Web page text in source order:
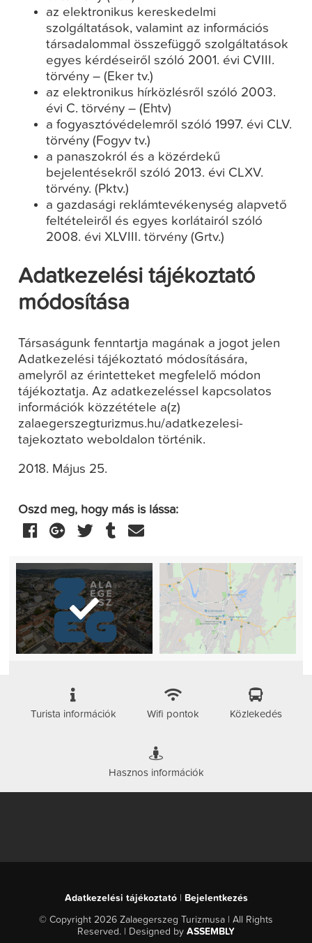
az elektronikus kereskedelmi
szolgáltatások, valamint az információs
társadalommal összefüggő szolgáltatások
egyes kérdéseiről szóló 2001. évi CVIII.
törvény – (Eker tv.)
az elektronikus hírközlésről szóló 2003.
évi C. törvény – (Ehtv)
a fogyasztóvédelemről szóló 1997. évi CLV.
törvény (Fogyv tv.)
a panaszokról és a közérdekű
bejelentésekről szóló 2013. évi CLXV.
törvény. (Pktv.)
a gazdasági reklámtevékenység alapvető
feltételeiről és egyes korlátairól szóló
2008. évi XLVIII. törvény (Grtv.)
Adatkezelési tájékoztató
módosítása
Társaságunk fenntartja magának a jogot jelen
Adatkezelési tájékoztató módosítására,
amelyről az érintetteket megfelelő módon
tájékoztatja. Az adatkezeléssel kapcsolatos
információk közzététele a(z)
zalaegerszegturizmus.hu/adatkezelesi-
tajekoztato weboldalon történik.
2018. Május 25.
Oszd meg, hogy más is lássa:
Turista információk Wifi pontok Közlekedés
Hasznos információk
Adatkezelési tájékoztató| Bejelentkezés
© Copyright 2026 Zalaegerszeg Turizmusa | All Rights
Reserved. | Designed by ASSEMBLY